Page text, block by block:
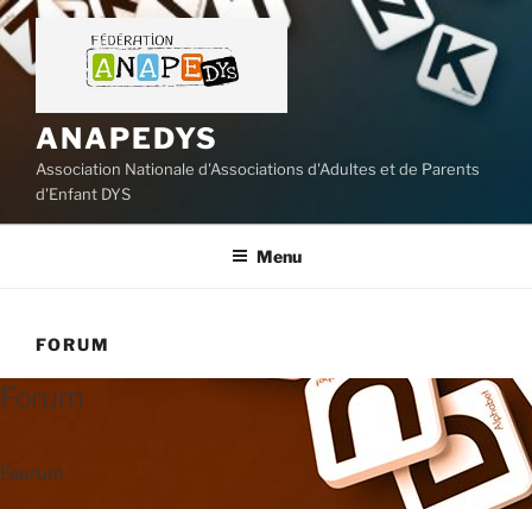
Aller
au
contenu
ANAPEDYS
Association Nationale d'Associations d'Adultes et de Parents
d'Enfant DYS
Menu
FORUM
Forum
Faurum